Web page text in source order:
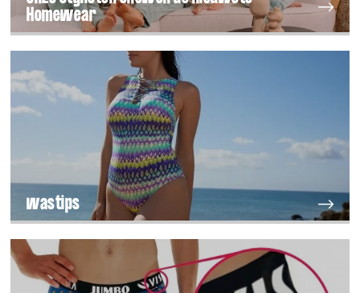
Homewear
wastips